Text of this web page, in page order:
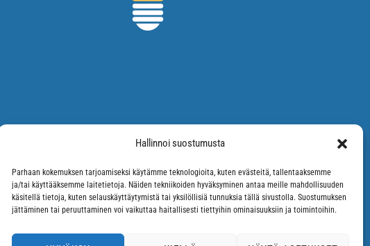
Hallinnoi suostumusta
Parhaan kokemuksen tarjoamiseksi käytämme teknologioita, kuten evästeitä, tallentaaksemme
ja/tai käyttääksemme laitetietoja. Näiden tekniikoiden hyväksyminen antaa meille mahdollisuuden
käsitellä tietoja, kuten selauskäyttäytymistä tai yksilöllisiä tunnuksia tällä sivustolla. Suostumuksen
jättäminen tai peruuttaminen voi vaikuttaa haitallisesti tiettyihin ominaisuuksiin ja toimintoihin.